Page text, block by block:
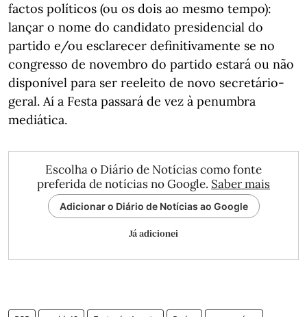
factos políticos (ou os dois ao mesmo tempo):
lançar o nome do candidato presidencial do
partido e/ou esclarecer definitivamente se no
congresso de novembro do partido estará ou não
disponível para ser reeleito de novo secretário-
geral. Aí a Festa passará de vez à penumbra
mediática.
Escolha o Diário de Notícias como fonte
preferida de notícias no Google. Saber mais
Adicionar o Diário de Notícias ao Google
Já adicionei